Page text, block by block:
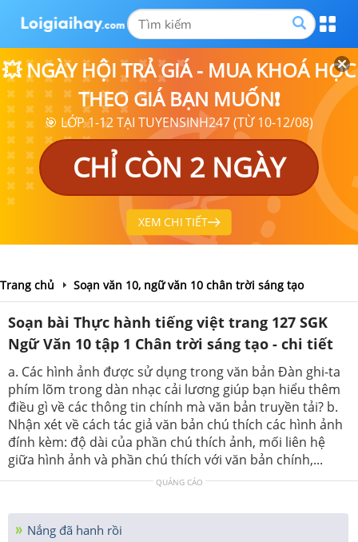
💥 NGÀY HỘI TRẢ GIÁ - MUA KHOÁ HỌC
THEO GIÁ BẠN MUỐN❗
🎯 LỚP 1-12 TẠI TUYENSINH247 (TỪ 10-12/08)
CHỈ CÒN 2 NGÀY
XEM CHI TIẾT
Trang chủ Soạn văn 10, ngữ văn 10 chân trời sáng tạo
Soạn bài Thực hành tiếng việt trang 127 SGK
Ngữ Văn 10 tập 1 Chân trời sáng tạo - chi tiết
a. Các hình ảnh được sử dụng trong văn bản Đàn ghi-ta
phím lõm trong dàn nhạc cải lương giúp bạn hiểu thêm
điều gì về các thông tin chính mà văn bản truyền tải? b.
Nhận xét về cách tác giả văn bản chú thích các hình ảnh
đính kèm: độ dài của phần chú thích ảnh, mối liên hệ
giữa hình ảnh và phần chú thích với văn bản chính,...
QUẢNG CÁO
Nắng đã hanh rồi